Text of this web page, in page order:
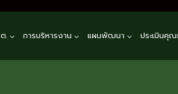
. การบริหารงาน แผนพัฒนา ประเมินคุ